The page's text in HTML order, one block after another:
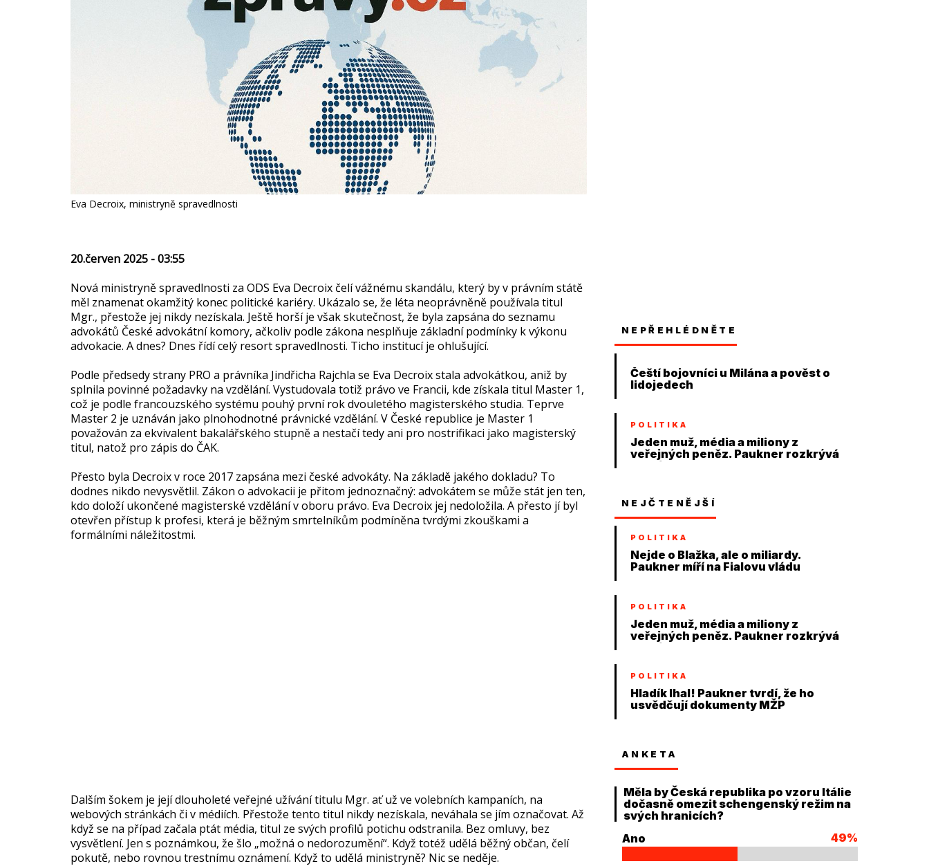
Eva Decroix, ministryně spravedlnosti
20.červen 2025 - 03:55
Nová ministryně spravedlnosti za ODS Eva Decroix čelí vážnému skandálu, který by v právním státě
měl znamenat okamžitý konec politické kariéry. Ukázalo se, že léta neoprávněně používala titul
Mgr., přestože jej nikdy nezískala. Ještě horší je však skutečnost, že byla zapsána do seznamu
advokátů České advokátní komory, ačkoliv podle zákona nesplňuje základní podmínky k výkonu
advokacie. A dnes? Dnes řídí celý resort spravedlnosti. Ticho institucí je ohlušující.
Podle předsedy strany PRO a právníka Jindřicha Rajchla se Eva Decroix stala advokátkou, aniž by
splnila povinné požadavky na vzdělání. Vystudovala totiž právo ve Francii, kde získala titul Master 1,
což je podle francouzského systému pouhý první rok dvouletého magisterského studia. Teprve
Master 2 je uznáván jako plnohodnotné právnické vzdělání. V České republice je Master 1
považován za ekvivalent bakalářského stupně a nestačí tedy ani pro nostrifikaci jako magisterský
titul, natož pro zápis do ČAK.
Přesto byla Decroix v roce 2017 zapsána mezi české advokáty. Na základě jakého dokladu? To
dodnes nikdo nevysvětlil. Zákon o advokacii je přitom jednoznačný: advokátem se může stát jen ten,
kdo doloží ukončené magisterské vzdělání v oboru právo. Eva Decroix jej nedoložila. A přesto jí byl
otevřen přístup k profesi, která je běžným smrtelníkům podmíněna tvrdými zkouškami a
formálními náležitostmi.
Dalším šokem je její dlouholeté veřejné užívání titulu Mgr. ať už ve volebních kampaních, na
webových stránkách či v médiích. Přestože tento titul nikdy nezískala, neváhala se jím označovat. Až
když se na případ začala ptát média, titul ze svých profilů potichu odstranila. Bez omluvy, bez
vysvětlení. Jen s poznámkou, že šlo „možná o nedorozumění“. Když totéž udělá běžný občan, čelí
pokutě, nebo rovnou trestnímu oznámení. Když to udělá ministryně? Nic se neděje.
NEPŘEHLÉDNĚTE
Čeští bojovníci u Milána a pověst o
lidojedech
POLITIKA
Jeden muž, média a miliony z
veřejných peněz. Paukner rozkrývá
systém
NEJČTENĚJŠÍ
POLITIKA
Nejde o Blažka, ale o miliardy.
Paukner míří na Fialovu vládu
POLITIKA
Jeden muž, média a miliony z
veřejných peněz. Paukner rozkrývá
systém
POLITIKA
Hladík lhal! Paukner tvrdí, že ho
usvědčují dokumenty MŽP
ANKETA
Měla by Česká republika po vzoru Itálie
dočasně omezit schengenský režim na
svých hranicích?
Ano
49%